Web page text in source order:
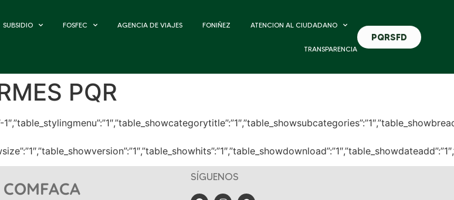
SUBSIDIO FOSFEC AGENCIA DE VIAJES FONIÑEZ ATENCION AL CIUDADANO
TRANSPARENCIA
PQRSFD
PQR
SÍGUENOS